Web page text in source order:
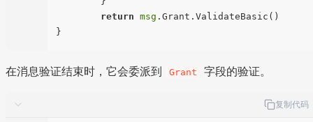
return msg .Grant.ValidateBasic()
在消息验证结束时，它会委派到 Grant 字段的验证。
复制代码